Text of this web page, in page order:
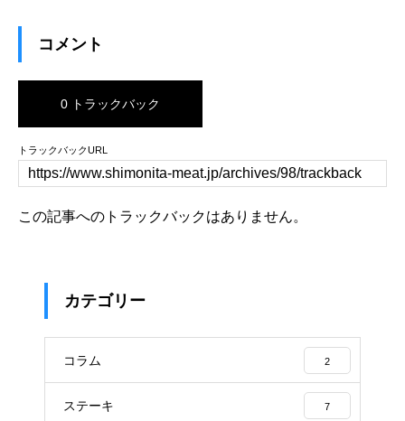
コメント
0 トラックバック
トラックバックURL
この記事へのトラックバックはありません。
カテゴリー
コラム 2
ステーキ 7